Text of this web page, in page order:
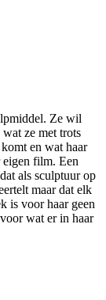
Ze wil
ze met trots
en wat haar
eigen film. Een
als sculptuur op
maar dat elk
is voor haar geen
wat er in haar